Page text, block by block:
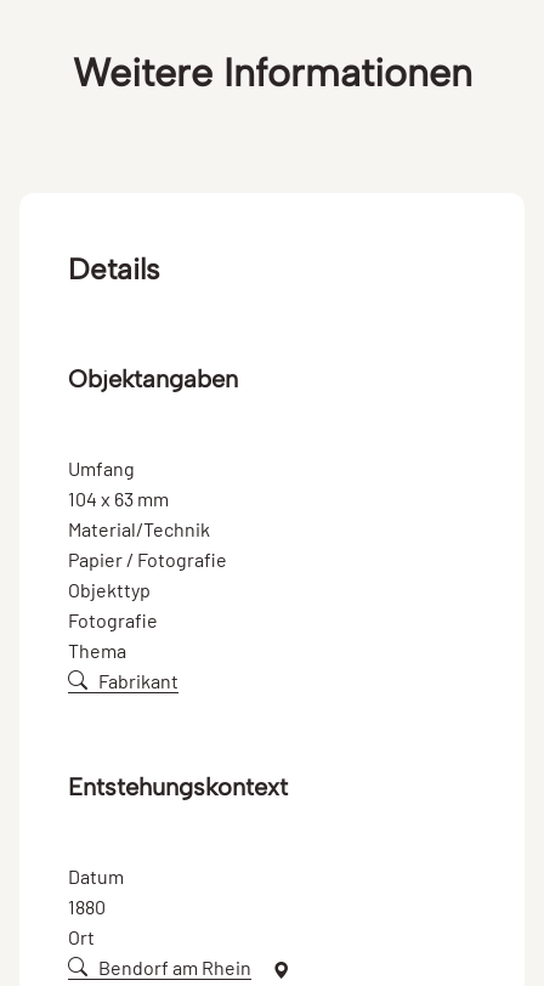
Weitere Informationen
Details
Objektangaben
Umfang
104 x 63 mm
Material/Technik
Papier / Fotografie
Objekttyp
Fotografie
Thema
Fabrikant
Entstehungskontext
Datum
1880
Ort
Bendorf am Rhein